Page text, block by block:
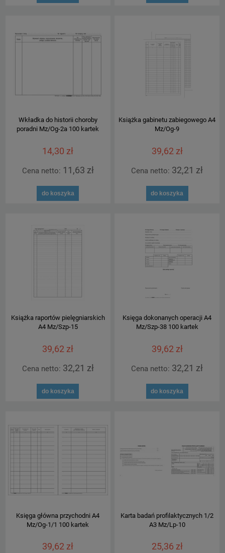
Wkładka do historii choroby
poradni Mz/Og-2a 100 kartek
14,30 zł
Cena netto: 11,63 zł
do koszyka
Książka gabinetu zabiegowego A4
Mz/Og-9
39,62 zł
Cena netto: 32,21 zł
do koszyka
Książka raportów pielęgniarskich
A4 Mz/Szp-15
39,62 zł
Cena netto: 32,21 zł
do koszyka
Księga dokonanych operacji A4
Mz/Szp-38 100 kartek
39,62 zł
Cena netto: 32,21 zł
do koszyka
Księga główna przychodni A4
Mz/Og-1/1 100 kartek
39,62 zł
Karta badań profilaktycznych 1/2
A3 Mz/Lp-10
25,36 zł